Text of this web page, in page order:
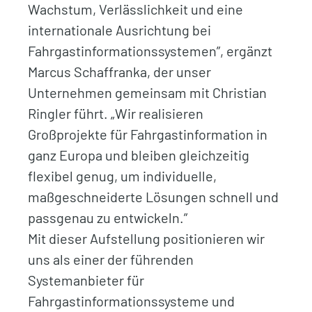
Wachstum, Verlässlichkeit und eine
internationale Ausrichtung bei
Fahrgastinformationssystemen”, ergänzt
Marcus Schaffranka, der unser
Unternehmen gemeinsam mit Christian
Ringler führt. „Wir realisieren
Großprojekte für Fahrgastinformation in
ganz Europa und bleiben gleichzeitig
flexibel genug, um individuelle,
maßgeschneiderte Lösungen schnell und
passgenau zu entwickeln.”
Mit dieser Aufstellung positionieren wir
uns als einer der führenden
Systemanbieter für
Fahrgastinformationssysteme und